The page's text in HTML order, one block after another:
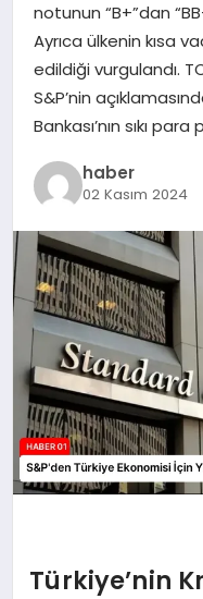
notunun “B+”dan
Ayrıca ülkenin kısa
edildiği vurgulandı.
S&P’nin
Bankası’nın sıkı
haber
02 Kasım 2024
Türkiye’nin